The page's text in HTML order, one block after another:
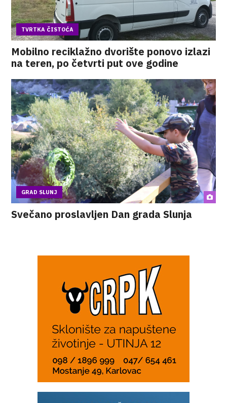
TVRTKA ČISTOĆA
Mobilno reciklažno dvorište ponovo izlazi
na teren, po četvrti put ove godine
GRAD SLUNJ
Svečano proslavljen Dan grada Slunja